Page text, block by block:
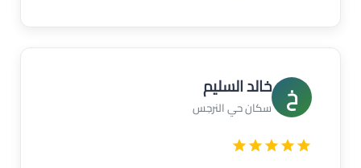
خ خالد السليم
سكان حي النرجس